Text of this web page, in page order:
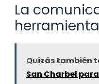
La
Quizás también
San Charbel